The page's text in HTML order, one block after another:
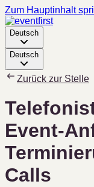
Zum Hauptinhalt
Deutsch
Deutsch
Zurück zur Stelle
Event-
Calls